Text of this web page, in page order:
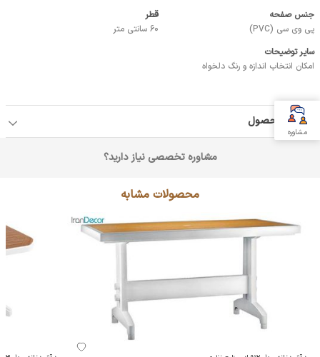
جنس صفحه
پی وی سی (PVC)
قطر
60 سانتی متر
سایر توضیحات
امکان انتخاب اندازه و رنگ دلخواه
جزئیات محصول
مشاوره تخصصی نیاز دارید؟
محصولات مشابه
مشاوره